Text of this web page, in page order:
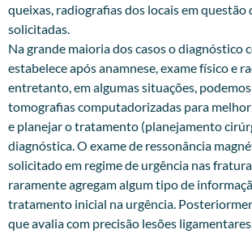
queixas, radiografias dos locais em questão
solicitadas.
Na grande maioria dos casos o diagnóstico
estabelece após anamnese, exame físico e
entretanto, em algumas situações,
tomografias computadorizadas para
e planejar o tratamento (planejamento
diagnóstica. O exame de ressonância
solicitado em regime de urgência nas
raramente agregam algum tipo de
tratamento inicial na urgência.
que avalia com precisão lesões